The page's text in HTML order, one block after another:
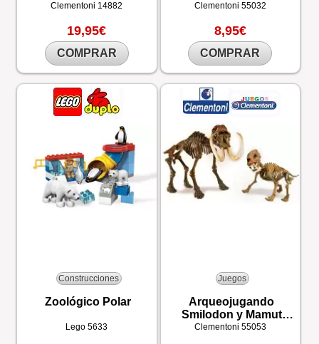
Clementoni 14882
19,95€
COMPRAR
Clementoni 55032
8,95€
COMPRAR
Construcciones
Zoológico Polar
Lego5633
Juegos
Arqueojugando
Smilodon y Mamut
fluorescente
Clementoni 55053